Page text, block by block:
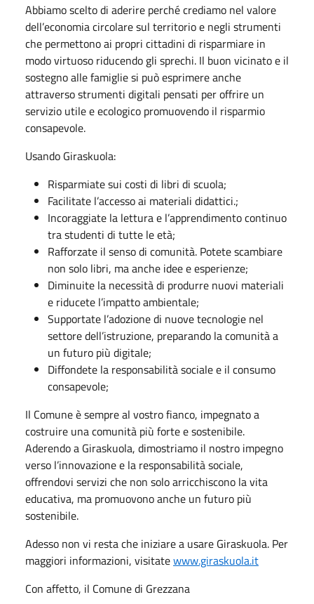
Abbiamo scelto di aderire perché crediamo nel valore
dell’economia circolare sul territorio e negli strumenti
che permettono ai propri cittadini di risparmiare in
modo virtuoso riducendo gli sprechi. Il buon vicinato e il
sostegno alle famiglie si può esprimere anche
attraverso strumenti digitali pensati per offrire un
servizio utile e ecologico promuovendo il risparmio
consapevole.
Usando Giraskuola:
Risparmiate sui costi di libri di scuola;
Facilitate l’accesso ai materiali didattici.;
Incoraggiate la lettura e l’apprendimento continuo
tra studenti di tutte le età;
Rafforzate il senso di comunità. Potete scambiare
non solo libri, ma anche idee e esperienze;
Diminuite la necessità di produrre nuovi materiali
e riducete l’impatto ambientale;
Supportate l’adozione di nuove tecnologie nel
settore dell’istruzione, preparando la comunità a
un futuro più digitale;
Diffondete la responsabilità sociale e il consumo
consapevole;
Il Comune è sempre al vostro fianco, impegnato a
costruire una comunità più forte e sostenibile.
Aderendo a Giraskuola, dimostriamo il nostro impegno
verso l’innovazione e la responsabilità sociale,
offrendovi servizi che non solo arricchiscono la vita
educativa, ma promuovono anche un futuro più
sostenibile.
Adesso non vi resta che iniziare a usare Giraskuola. Per
maggiori informazioni, visitatewww.giraskuola.it
Con affetto, il Comune di Grezzana